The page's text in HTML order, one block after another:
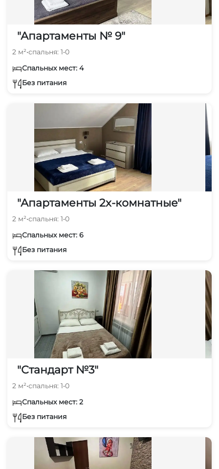
"Апартаменты № 9"
2 м²•спальня: 1•0
Спальных мест: 4
Без питания
"Апартаменты 2х-комнатные"
2 м²•спальня: 1•0
Спальных мест: 6
Без питания
"Стандарт №3"
2 м²•спальня: 1•0
Спальных мест: 2
Без питания